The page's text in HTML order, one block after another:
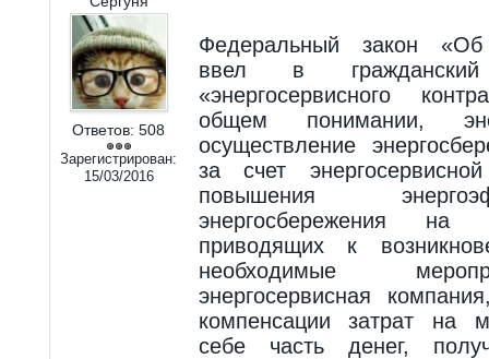
Ответов: 508
Зарегистрирован:
15/03/2016
Федеральный закон «Об
ввел в
«энергосервисного
общем понимании,
осуществление
за счет
повышения
энергосбережения на
приводящих к
необходимые
энергосервисная
компенсации затрат на
себе часть денег,